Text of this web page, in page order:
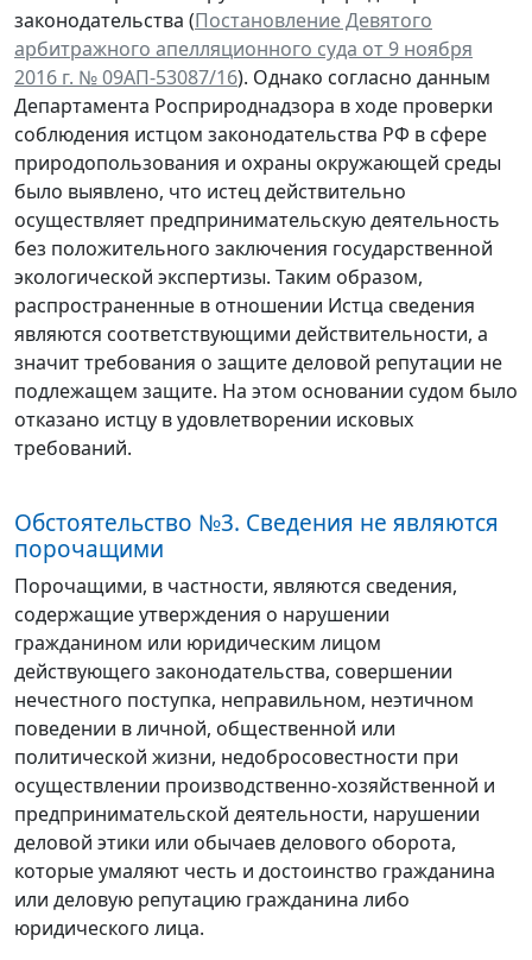
законодательства (Постановление Девятого
арбитражного апелляционного суда от 9 ноября
2016 г. № 09АП-53087/16). Однако согласно данным
Департамента Росприроднадзора в ходе проверки
соблюдения истцом законодательства РФ в сфере
природопользования и охраны окружающей среды
было выявлено, что истец действительно
осуществляет предпринимательскую деятельность
без положительного заключения государственной
экологической экспертизы. Таким образом,
распространенные в отношении Истца сведения
являются соответствующими действительности, а
значит требования о защите деловой репутации не
подлежащем защите. На этом основании судом было
отказано истцу в удовлетворении исковых
требований.
Обстоятельство №3. Сведения не являются
порочащими
Порочащими, в частности, являются сведения,
содержащие утверждения о нарушении
гражданином или юридическим лицом
действующего законодательства, совершении
нечестного поступка, неправильном, неэтичном
поведении в личной, общественной или
политической жизни, недобросовестности при
осуществлении производственно-хозяйственной и
предпринимательской деятельности, нарушении
деловой этики или обычаев делового оборота,
которые умаляют честь и достоинство гражданина
или деловую репутацию гражданина либо
юридического лица.